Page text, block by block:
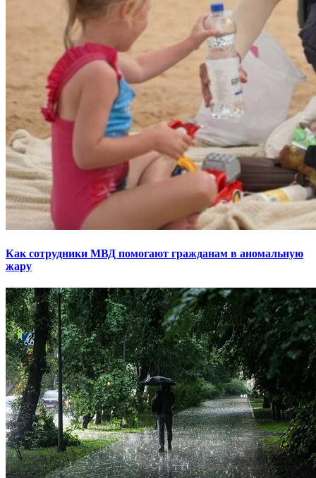
Как сотрудники МВД помогают гражданам в аномальную
жару